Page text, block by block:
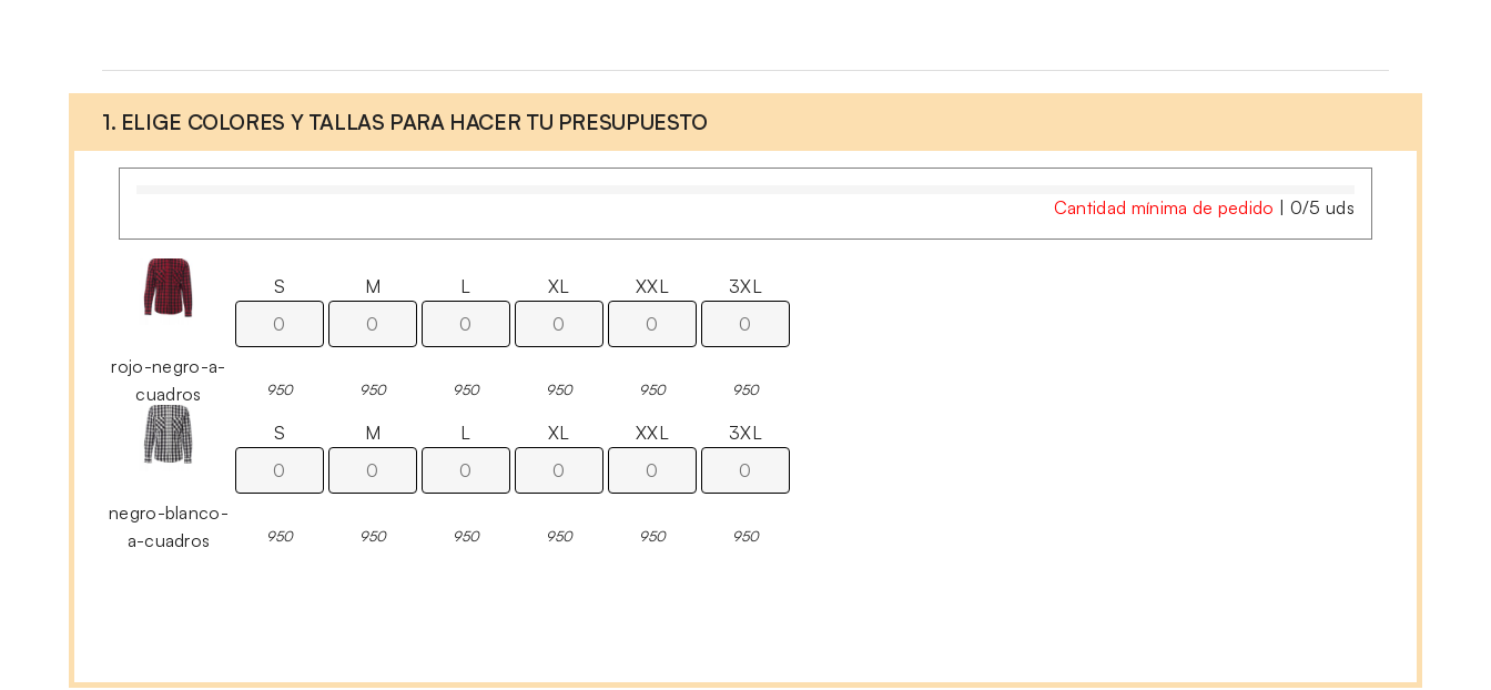
1. ELIGE COLORES Y TALLAS PARA HACER TU PRESUPUESTO
Cantidad mínima de pedido | 0/5 uds
rojo-negro-a-
cuadros
S
950
M
950
L
950
XL
950
XXL
950
3XL
950
negro-blanco-
a-cuadros
S
950
M
950
L
950
XL
950
XXL
950
3XL
950